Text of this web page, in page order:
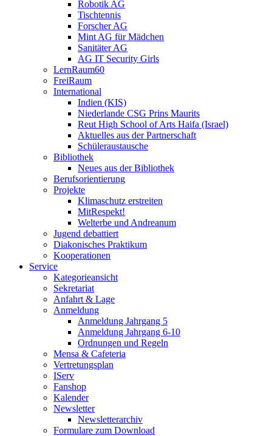
Robotik AG
Tischtennis
Forscher AG
Mint AG für Mädchen
Sanitäter AG
AG IT Security Girls
LernRaum60
FreiRaum
International
Indien (KIS)
Niederlande CSG Prins Maurits
Reut High School of Arts Haifa (Israel)
Aktuelles aus der Partnerschaft
Schüleraustausche
Bibliothek
Neues aus der Bibliothek
Berufsorientierung
Projekte
Klimaschutz erstreiten
MitRespekt!
Welterbe und Andreanum
Jugend debattiert
Diakonisches Praktikum
Kooperationen
Service
Kategorieansicht
Sekretariat
Anfahrt & Lage
Anmeldung
Anmeldung Jahrgang 5
Anmeldung Jahrgang 6-10
Ordnungen und Regeln
Mensa & Cafeteria
Vertretungsplan
IServ
Fanshop
Kalender
Newsletter
Newsletterarchiv
Formulare zum Download